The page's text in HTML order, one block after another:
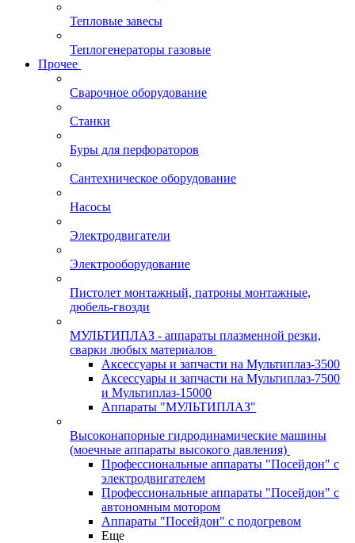
Тепловые завесы
Теплогенераторы газовые
Прочее
Сварочное оборудование
Станки
Буры для перфораторов
Сантехническое оборудование
Насосы
Электродвигатели
Электрооборудование
Пистолет монтажный, патроны монтажные,
дюбель-гвозди
МУЛЬТИПЛАЗ - аппараты плазменной резки,
сварки любых материалов
Аксессуары и запчасти на Мультиплаз-3500
Аксессуары и запчасти на Мультиплаз-7500
и Мультиплаз-15000
Аппараты "МУЛЬТИПЛАЗ"
Высоконапорные гидродинамические машины
(моечные аппараты высокого давления)
Профессиональные аппараты "Посейдон" с
электродвигателем
Профессиональные аппараты "Посейдон" с
автономным мотором
Аппараты "Посейдон" с подогревом
Еще